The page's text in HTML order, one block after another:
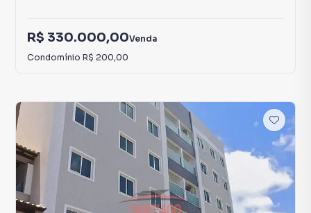
R$ 330.000,00Venda
Condomínio R$ 200,00